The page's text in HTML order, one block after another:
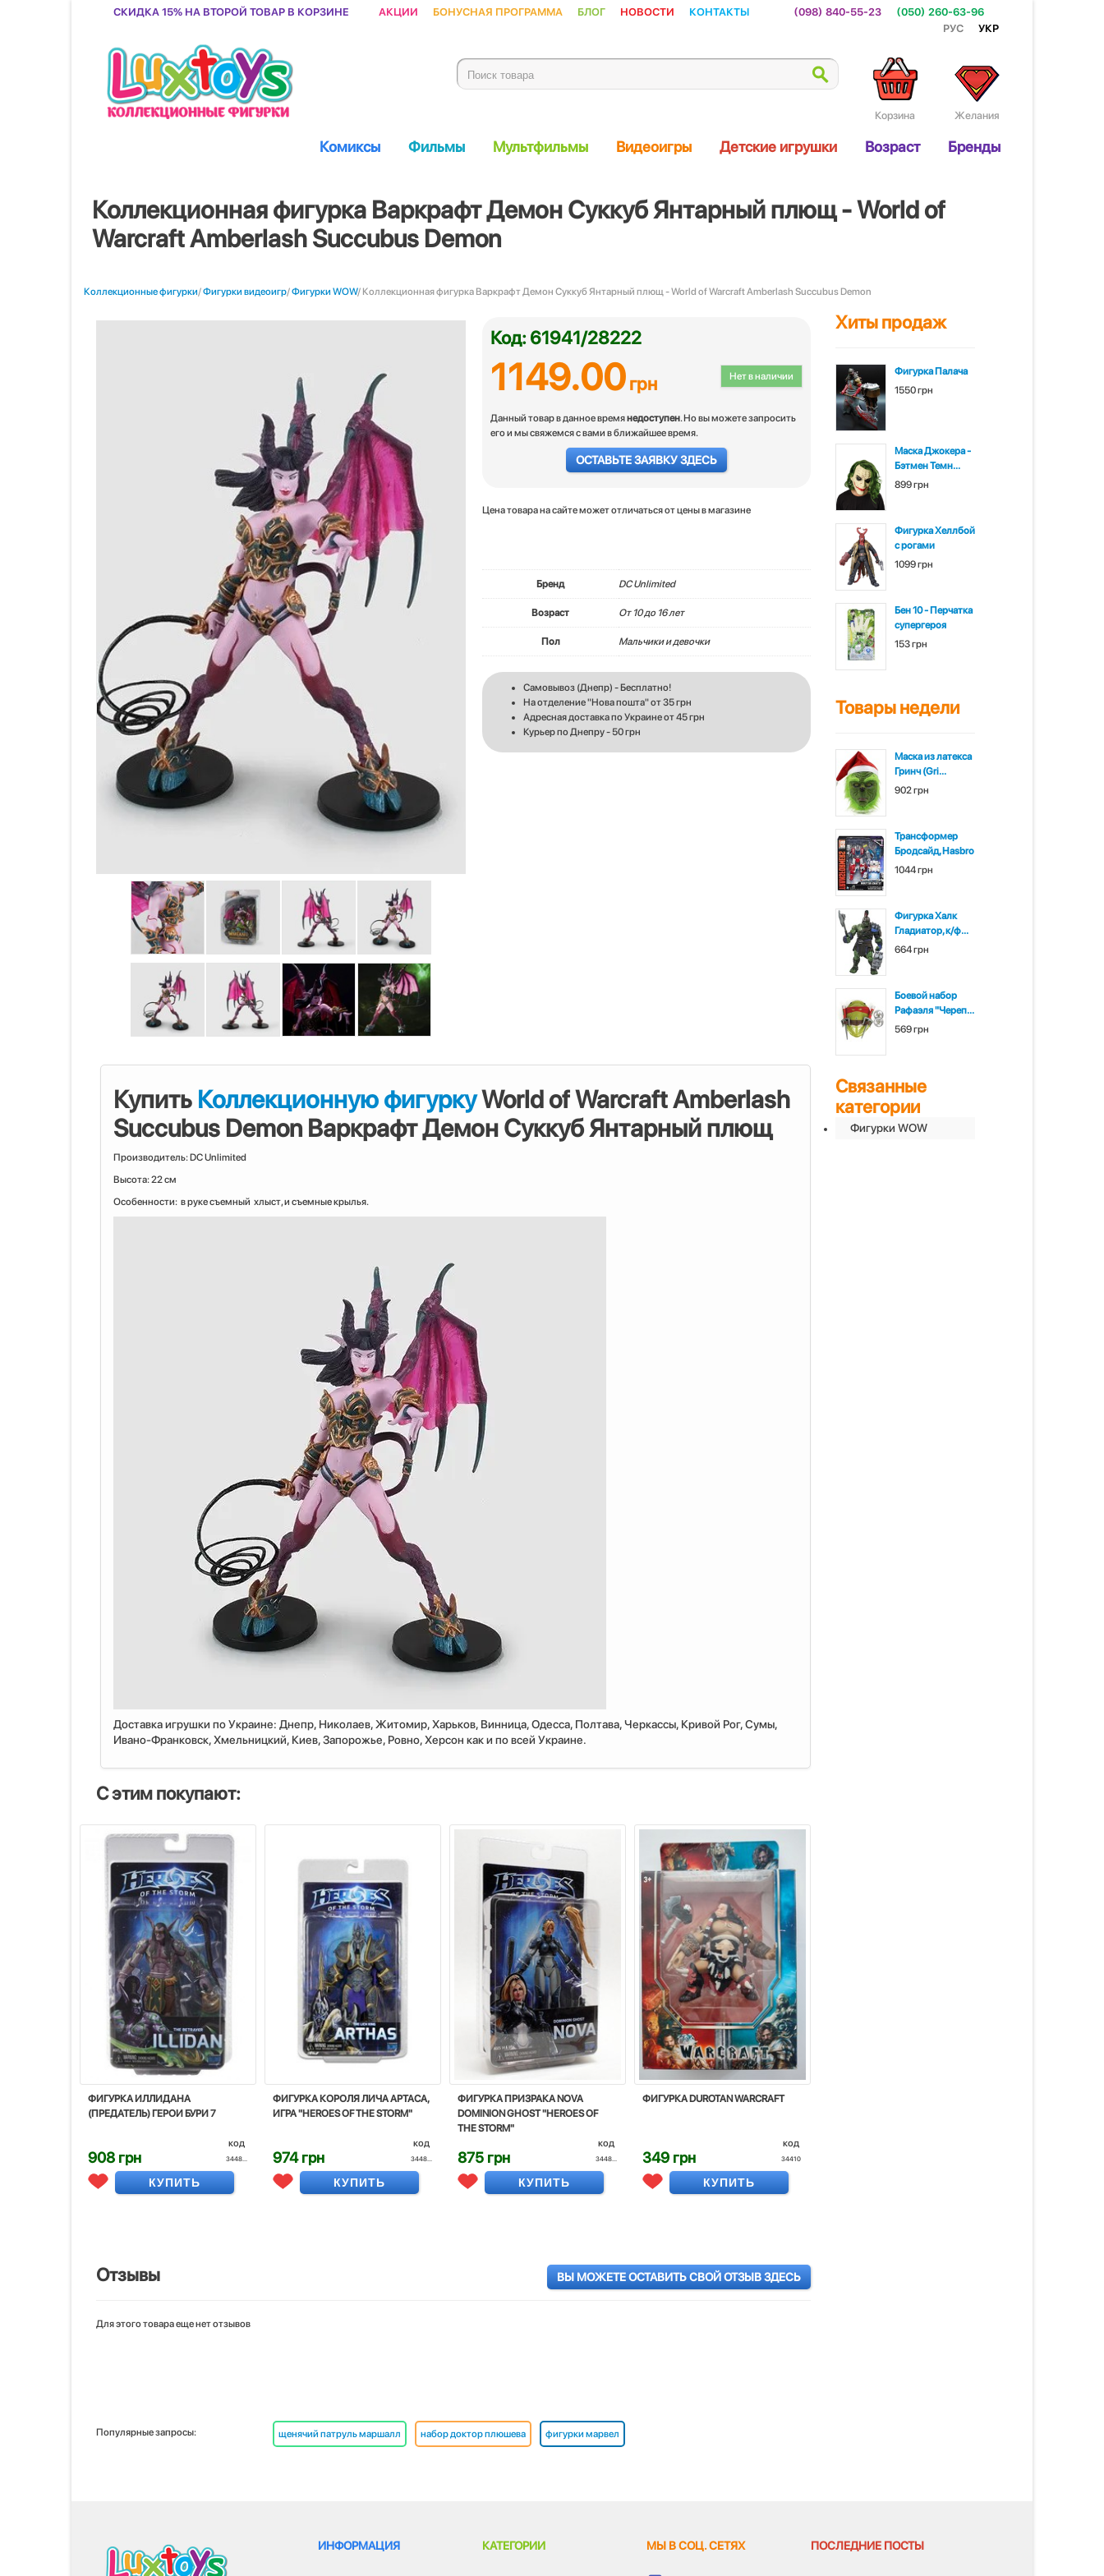
Скидка 15% на второй товар в корзине Акции Бонусная программа Блог Новости Контакты (098) 840-55-23
(050) 260-63-96
Рус
Укр
Желания
Корзина
Комиксы Фильмы Мультфильмы Видеоигры Детские игрушки Возраст Бренды
Коллекционная фигурка Варкрафт Демон Суккуб Янтарный плющ - World of
Warcraft Amberlash Succubus Demon
Коллекционные фигурки/Фигурки видеоигр/Фигурки WOW/ Коллекционная фигурка Варкрафт Демон Суккуб Янтарный плющ - World of Warcraft Amberlash Succubus Demon
Код: 61941/28222
Нет в наличии
1149.00грн
Данный товар в данное времянедоступен. Но вы можете запросить
его и мы свяжемся с вами в ближайшее время.
ОСТАВЬТЕ ЗАЯВКУ ЗДЕСЬ
Цена товара на сайте может отличаться от цены в магазине
Бренд DC Unlimited
Возраст От 10 до 16 лет
Пол Мальчики и девочки
Самовывоз (Днепр) - Бесплатно!
На отделение "Нова пошта" от 35 грн
Адресная доставка по Украине от 45 грн
Курьер по Днепру - 50 грн
Купить Коллекционную фигуркуWorld of Warcraft Amberlash
Succubus Demon Варкрафт Демон Суккуб Янтарный плющ
Производитель: DC Unlimited
Высота: 22 см
Особенности: в руке съемный хлыст, и съемные крылья.
Доставка игрушки по Украине: Днепр, Николаев, Житомир, Харьков, Винница, Одесса, Полтава, Черкассы, Кривой Рог, Сумы,
Ивано-Франковск, Хмельницкий, Киев, Запорожье, Ровно, Херсон как и по всей Украине.
С этим покупают:
ФИГУРКА ИЛЛИДАНА
(ПРЕДАТЕЛЬ) ГЕРОИ БУРИ 7
908 грн
код
3448...
КУПИТЬ
ФИГУРКА КОРОЛЯ ЛИЧА АРТАСА,
ИГРА "HEROES OF THE STORM"
974 грн
код
3448...
КУПИТЬ
ФИГУРКА ПРИЗРАКА NOVA
DOMINION GHOST "HEROES OF
THE STORM"
875 грн
код
3448...
КУПИТЬ
ФИГУРКА DUROTAN WARCRAFT
349 грн
код
34410
КУПИТЬ
Отзывы ВЫ МОЖЕТЕ ОСТАВИТЬ СВОЙ ОТЗЫВ ЗДЕСЬ
Для этого товара еще нет отзывов
Хиты продаж
Фигурка Палача
1550 грн
Маска Джокера -
Бэтмен Темн...
899 грн
Фигурка Хеллбой
с рогами
1099 грн
Бен 10 - Перчатка
супергероя
153 грн
Товары недели
Маска из латекса
Гринч (Gri...
902 грн
Трансформер
Бродсайд, Hasbro
1044 грн
Фигурка Халк
Гладиатор, к/ф...
664 грн
Боевой набор
Рафаэля "Череп...
569 грн
Связанные
категории
Фигурки WOW
Популярные запросы: щенячий патруль маршалл набор доктор плюшева фигурки марвел
ИНФОРМАЦИЯ КАТЕГОРИИ МЫ В СОЦ. СЕТЯХ ПОСЛЕДНИЕ ПОСТЫ